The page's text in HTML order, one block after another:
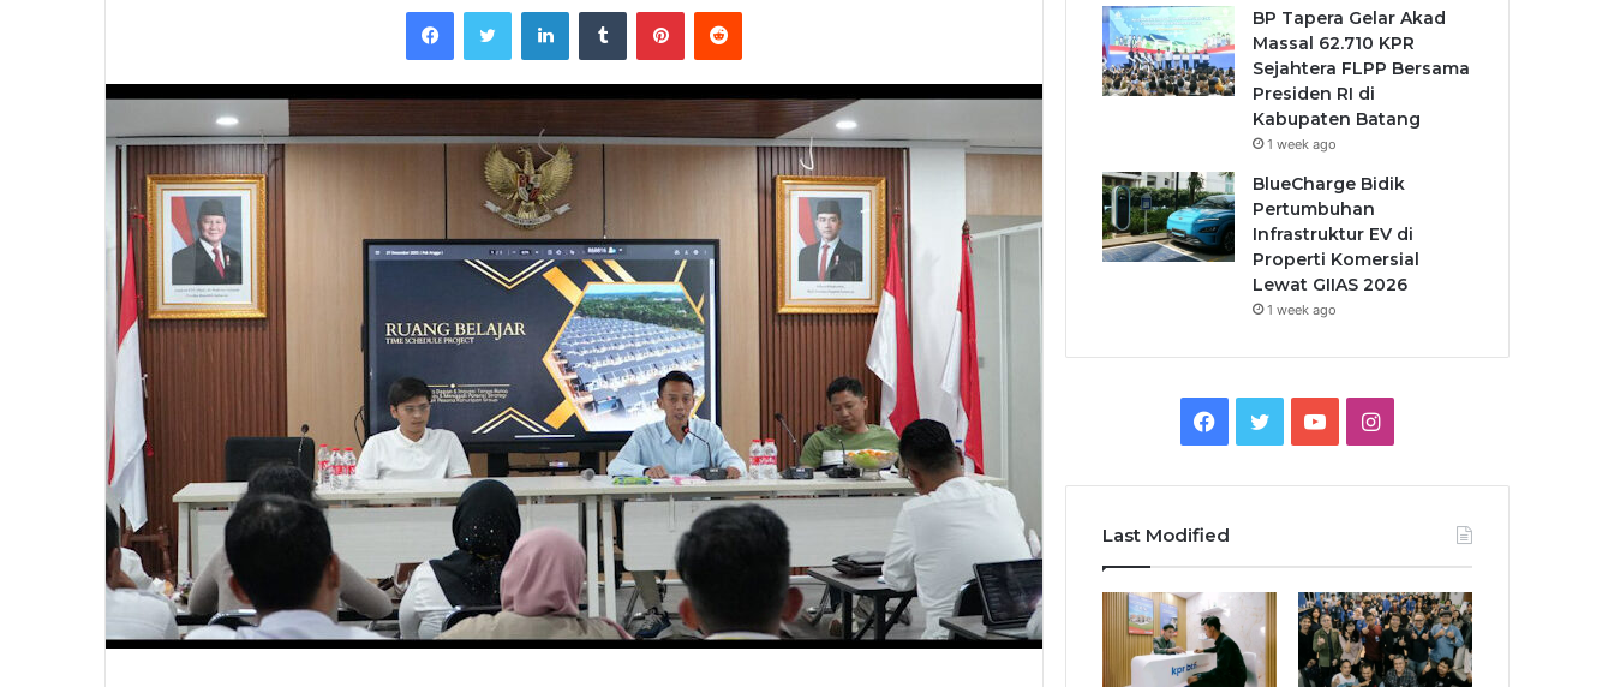
FacebookTwitter LinkedInTumblr PinterestReddit
BP Tapera Gelar Akad
Massal 62.710 KPR
Sejahtera FLPP Bersama
Presiden RI di
Kabupaten Batang
1 week ago
BlueCharge Bidik
Pertumbuhan
Infrastruktur EV di
Properti Komersial
Lewat GIIAS 2026
1 week ago
Facebook
TwitterYouTubeInstagram
Last Modified